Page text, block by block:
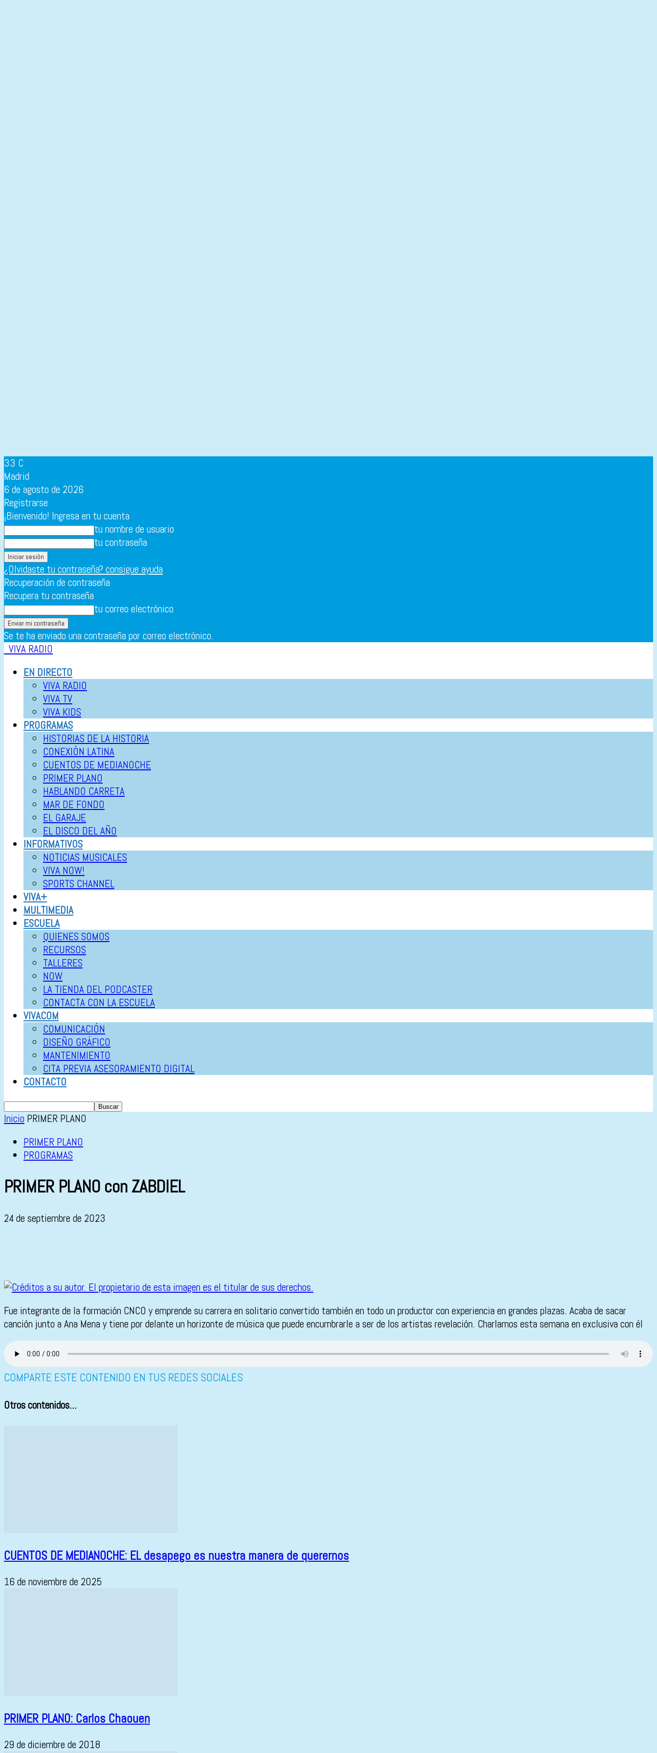
33 C
Madrid
6 de agosto de 2026
Registrarse
¡Bienvenido! Ingresa en tu cuenta
tu nombre de usuario
tu contraseña
¿Olvidaste tu contraseña? consigue ayuda
Recuperación de contraseña
Recupera tu contraseña
tu correo electrónico
Se te ha enviado una contraseña por correo electrónico.
VIVA RADIO
EN DIRECTO
VIVA RADIO
VIVA TV
VIVA KIDS
PROGRAMAS
HISTORIAS DE LA HISTORIA
CONEXIÓN LATINA
CUENTOS DE MEDIANOCHE
PRIMER PLANO
HABLANDO CARRETA
MAR DE FONDO
EL GARAJE
EL DISCO DEL AÑO
INFORMATIVOS
NOTICIAS MUSICALES
VIVA NOW!
SPORTS CHANNEL
VIVA+
MULTIMEDIA
ESCUELA
QUIENES SOMOS
RECURSOS
TALLERES
NOW
LA TIENDA DEL PODCASTER
CONTACTA CON LA ESCUELA
VIVACOM
COMUNICACIÓN
DISEÑO GRÁFICO
MANTENIMIENTO
CITA PREVIA ASESORAMIENTO DIGITAL
CONTACTO
Inicio PRIMER PLANO
PRIMER PLANO
PROGRAMAS
PRIMER PLANO con ZABDIEL
24 de septiembre de 2023
Fue integrante de la formación CNCO y emprende su carrera en solitario convertido también en todo un productor con experiencia en grandes plazas. Acaba de sacar
canción junto a Ana Mena y tiene por delante un horizonte de música que puede encumbrarle a ser de los artistas revelación. Charlamos esta semana en exclusiva con él
COMPARTE ESTE CONTENIDO EN TUS REDES SOCIALES
Otros contenidos...
CUENTOS DE MEDIANOCHE: EL desapego es nuestra manera de querernos
16 de noviembre de 2025
PRIMER PLANO: Carlos Chaouen
29 de diciembre de 2018